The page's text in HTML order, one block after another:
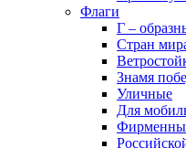
Флаги
Г –
Стран
Знамя
Уличные
Для